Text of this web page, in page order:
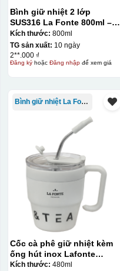
Thợ đang căn
Bình giữ nhiệt 2 lớp
SUS316 La Fonte 800ml –
012720
Kích thước: 800ml
TG sản xuất: 10 ngày
2**.000 ₫
Đăng kýhoặc Đăng nhậpđể xem giá
Bình giữ nhiệt La Fonte
Cốc cà phê giữ nhiệt kèm
ống hút inox Lafonte
480ML – 012782
Kích thước: 480ml